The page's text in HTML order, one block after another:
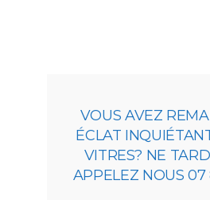
VOUS AVEZ
ÉCLAT
VITRES? NE
APPELEZ NOUS 07